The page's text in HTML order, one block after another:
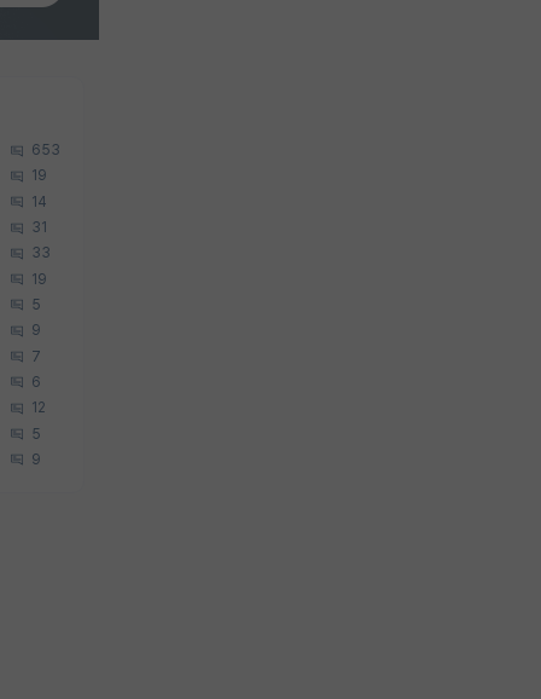
653
19
14
31
33
19
5
9
7
6
12
5
9